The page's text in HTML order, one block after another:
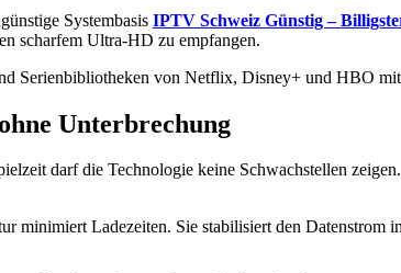
Systembasis IPTV Schweiz Günstig –
scharfem Ultra-HD zu empfangen.
Serienbibliotheken von Netflix, Disney+ und HBO
Unterbrechung
darf die Technologie keine Schwachstellen
minimiert Ladezeiten. Sie stabilisiert den